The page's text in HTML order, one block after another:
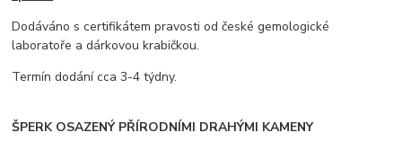
Dodáváno s certifikátem pravosti od české gemologické
laboratoře a dárkovou krabičkou.
Termín dodání cca 3-4 týdny.
ŠPERK OSAZENÝ PŘÍRODNÍMI DRAHÝMI KAMENY